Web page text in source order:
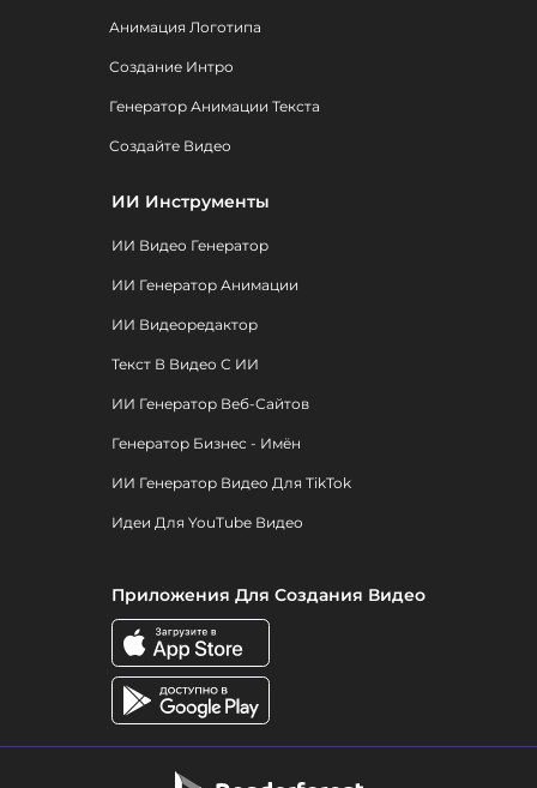
Анимация Логотипа
Создание Интро
Генератор Анимации Текста
Создайте Видео
ИИ Инструменты
ИИ Видео Генератор
ИИ Генератор Анимации
ИИ Видеоредактор
Текст В Видео С ИИ
ИИ Генератор Веб-Сайтов
Генератор Бизнес - Имён
ИИ Генератор Видео Для TikTok
Идеи Для YouTube Видео
Приложения Для Создания Видео